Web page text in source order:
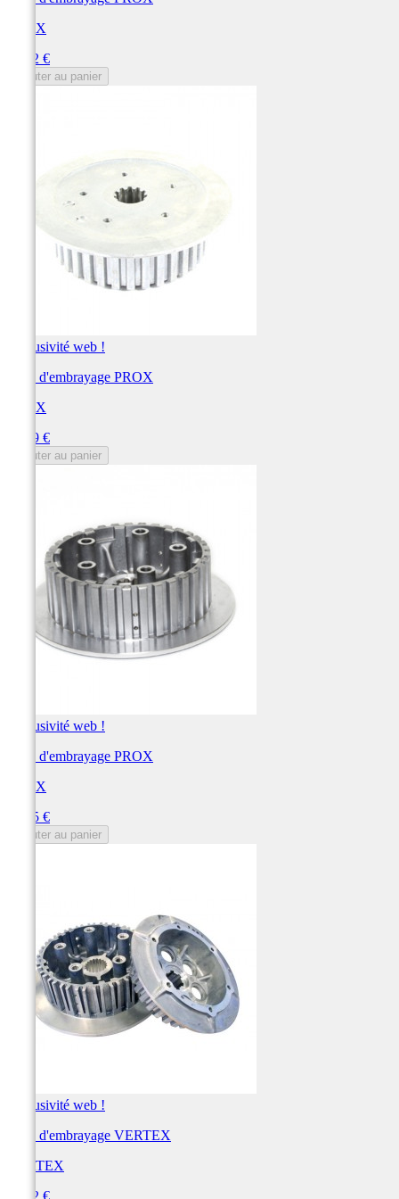
PROX
78,62 €
Ajouter au panier
Exclusivité web !
Noix d'embrayage PROX
PROX
77,49 €
Ajouter au panier
Exclusivité web !
Noix d'embrayage PROX
PROX
75,95 €
Ajouter au panier
Exclusivité web !
Noix d'embrayage VERTEX
VERTEX